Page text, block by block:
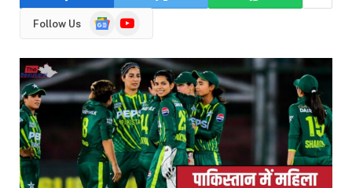
Follow Us
GoogleYouTube